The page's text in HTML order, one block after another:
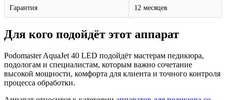
Гарантия 12 месяцев
Для кого подойдёт этот аппарат
Podomaster AquaJet 40 LED подойдёт мастерам педикюра,
подологам и специалистам, которым важно сочетание
высокой мощности, комфорта для клиента и точного контроля
процесса обработки.